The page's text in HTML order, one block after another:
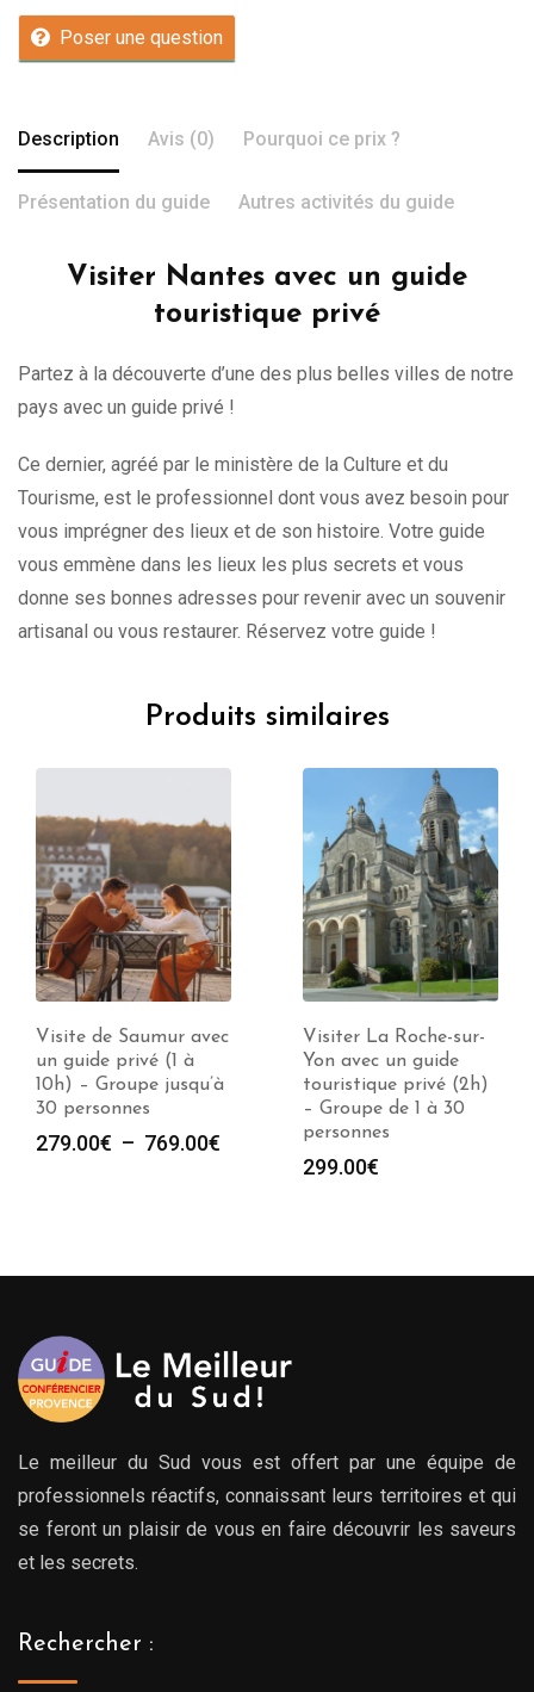
Poser une question
Description Avis (0) Pourquoi ce prix ?
Présentation du guide Autres activités du guide
Visiter Nantes avec un guide
touristique privé
Partez à la découverte d’une des plus belles villes de notre
pays avec un guide privé !
Ce dernier, agréé par le ministère de la Culture et du
Tourisme, est le professionnel dont vous avez besoin pour
vous imprégner des lieux et de son histoire. Votre guide
vous emmène dans les lieux les plus secrets et vous
donne ses bonnes adresses pour revenir avec un souvenir
artisanal ou vous restaurer. Réservez votre guide !
Produits similaires
Visite de Saumur avec
un guide privé (1 à
10h) – Groupe jusqu’à
30 personnes
279.00€ – 769.00€
769.00€
Visiter La Roche-sur-
Yon avec un guide
touristique privé (2h)
– Groupe de 1 à 30
personnes
299.00€
Le meilleur du Sud vous est offert par une équipe de
professionnels réactifs, connaissant leurs territoires et qui
se feront un plaisir de vous en faire découvrir les saveurs
et les secrets.
Rechercher :